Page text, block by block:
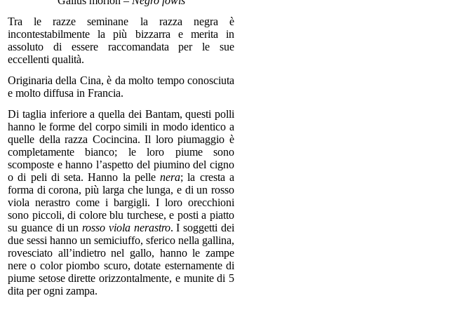
Tra le razze seminane la razza negra è
incontestabilmente la più bizzarra e merita in
assoluto di essere raccomandata per le sue
eccellenti qualità.
Originaria della Cina, è da molto tempo conosciuta
e molto diffusa in Francia.
Di taglia inferiore a quella dei Bantam, questi polli
hanno le forme del corpo simili in modo identico a
quelle della razza Cocincina. Il loro piumaggio è
completamente bianco; le loro piume sono
scomposte e hanno l’aspetto del piumino del cigno
o di peli di seta. Hanno la pellenera; la cresta a
forma di corona, più larga che lunga, e di un rosso
viola nerastro come i bargigli. I loro orecchioni
sono piccoli, di colore blu turchese, e posti a piatto
su guance di unrosso viola nerastro. I soggetti dei
due sessi hanno un semiciuffo, sferico nella gallina,
rovesciato all’indietro nel gallo, hanno le zampe
nere o color piombo scuro, dotate esternamente di
piume setose dirette orizzontalmente, e munite di 5
dita per ogni zampa.